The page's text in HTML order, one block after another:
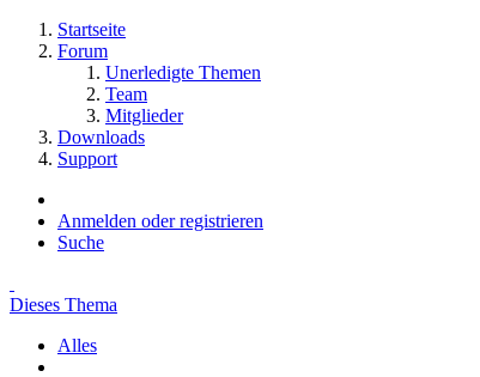
Startseite
Forum
Unerledigte Themen
Team
Mitglieder
Downloads
Support
Anmelden oder registrieren
Suche
Dieses Thema
Alles